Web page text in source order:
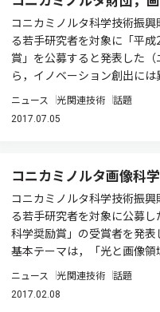
コニカミノルタ科学技術振
る若手研究者を対象に「平
賞」を公募すると発表した
ら，イノベーション創出には
ニュース 光関連技術 話題
2017.07.05
コニカミノルタ画像科
コニカミノルタ科学技術振
る若手研究者を対象に公募
科学奨励賞」の受賞者を発
基本テーマは，「光と画像領
ニュース 光関連技術 話題
2017.02.08